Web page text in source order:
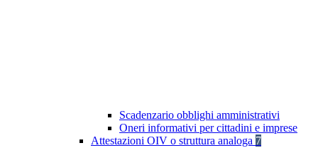
Scadenzario obblighi amministrativi
Oneri informativi per cittadini e imprese
Attestazioni OIV o struttura analoga 7